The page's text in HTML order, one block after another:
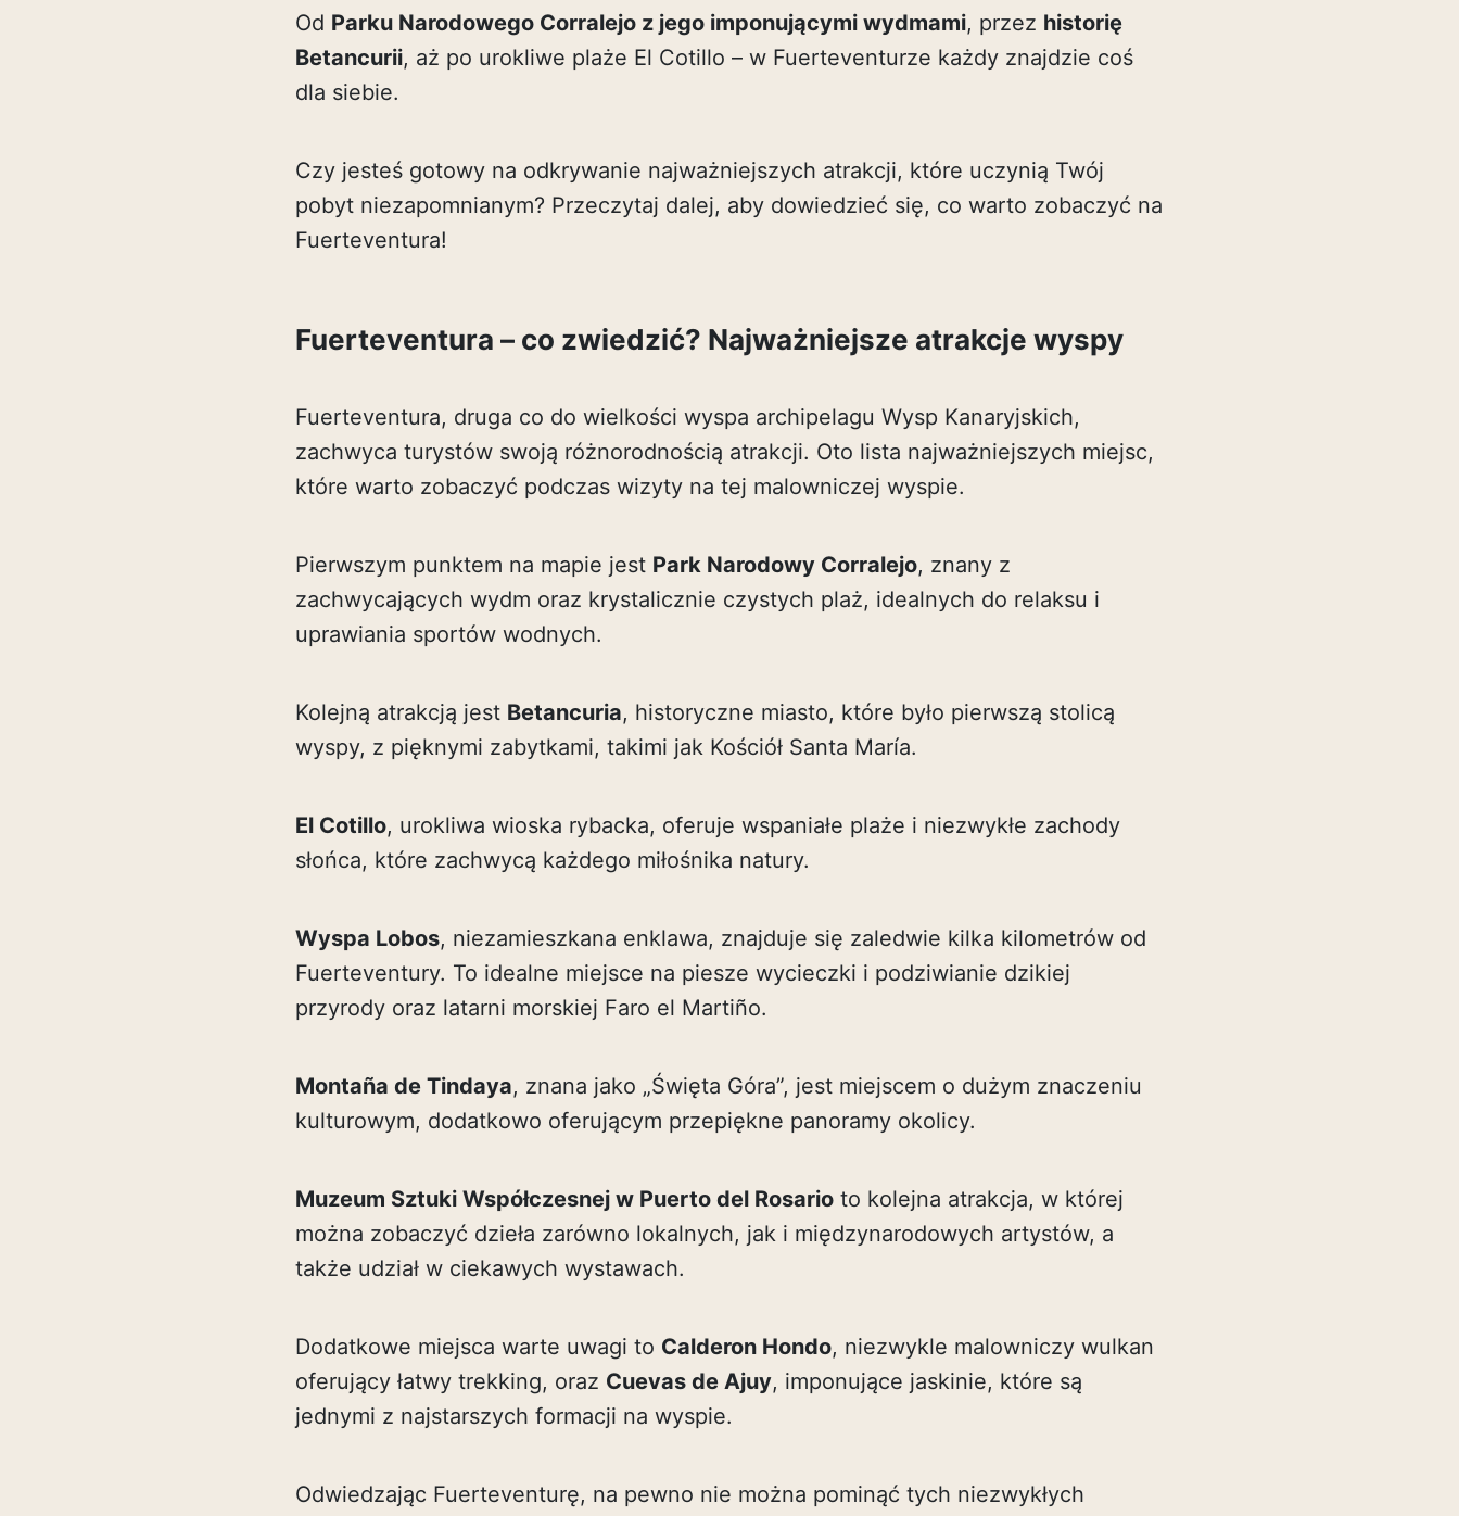
Od Parku Narodowego Corralejo z jego imponującymi wydmami, przez historię
Betancurii, aż po urokliwe plaże El Cotillo – w Fuerteventurze każdy znajdzie coś
dla siebie.
Czy jesteś gotowy na odkrywanie najważniejszych atrakcji, które uczynią Twój
pobyt niezapomnianym? Przeczytaj dalej, aby dowiedzieć się, co warto zobaczyć na
Fuerteventura!
Fuerteventura – co zwiedzić? Najważniejsze atrakcje wyspy
Fuerteventura, druga co do wielkości wyspa archipelagu Wysp Kanaryjskich,
zachwyca turystów swoją różnorodnością atrakcji. Oto lista najważniejszych miejsc,
które warto zobaczyć podczas wizyty na tej malowniczej wyspie.
Pierwszym punktem na mapie jest Park Narodowy Corralejo, znany z
zachwycających wydm oraz krystalicznie czystych plaż, idealnych do relaksu i
uprawiania sportów wodnych.
Kolejną atrakcją jest Betancuria, historyczne miasto, które było pierwszą stolicą
wyspy, z pięknymi zabytkami, takimi jak Kościół Santa María.
El Cotillo, urokliwa wioska rybacka, oferuje wspaniałe plaże i niezwykłe zachody
słońca, które zachwycą każdego miłośnika natury.
Wyspa Lobos, niezamieszkana enklawa, znajduje się zaledwie kilka kilometrów od
Fuerteventury. To idealne miejsce na piesze wycieczki i podziwianie dzikiej
przyrody oraz latarni morskiej Faro el Martiño.
Montaña de Tindaya, znana jako „Święta Góra”, jest miejscem o dużym znaczeniu
kulturowym, dodatkowo oferującym przepiękne panoramy okolicy.
Muzeum Sztuki Współczesnej w Puerto del Rosario to kolejna atrakcja, w której
można zobaczyć dzieła zarówno lokalnych, jak i międzynarodowych artystów, a
także udział w ciekawych wystawach.
Dodatkowe miejsca warte uwagi to Calderon Hondo, niezwykle malowniczy wulkan
oferujący łatwy trekking, oraz Cuevas de Ajuy, imponujące jaskinie, które są
jednymi z najstarszych formacji na wyspie.
Odwiedzając Fuerteventurę, na pewno nie można pominąć tych niezwykłych